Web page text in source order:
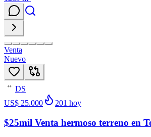
Venta
Nuevo
44
DS
US$ 25.000
201 hoy
$25mil Venta hermoso terreno en